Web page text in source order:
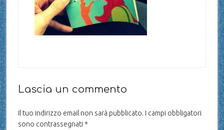
Lascia un commento
Il tuo indirizzo email non sarà pubblicato. I campi obbligatori
sono contrassegnati *